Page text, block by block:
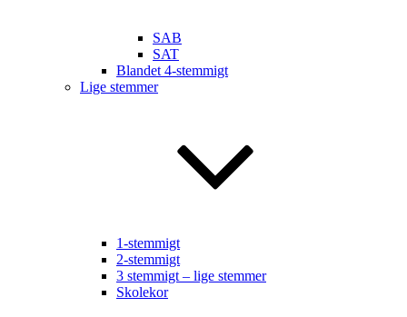
SAB
SAT
Blandet 4-stemmigt
Lige stemmer
1-stemmigt
2-stemmigt
3 stemmigt – lige stemmer
Skolekor